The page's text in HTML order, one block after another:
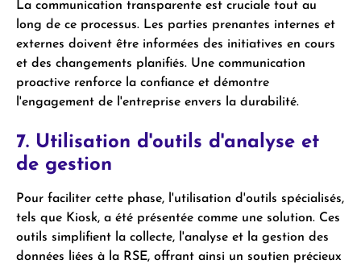
La communication transparente est cruciale tout au
long de ce processus. Les parties prenantes internes et
externes doivent être informées des initiatives en cours
et des changements planifiés. Une communication
proactive renforce la confiance et démontre
l'engagement de l'entreprise envers la durabilité.
7. Utilisation d'outils d'analyse et
de gestion
Pour faciliter cette phase, l'utilisation d'outils spécialisés,
tels que Kiosk, a été présentée comme une solution. Ces
outils simplifient la collecte, l'analyse et la gestion des
données liées à la RSE, offrant ainsi un soutien précieux